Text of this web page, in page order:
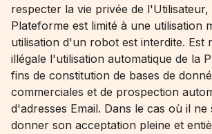
respecter la vie privée de
Plateforme est limité à une utilisation
utilisation d'un robot est interdite. Est
illégale l'utilisation automatique de la
fins de constitution de bases de
commerciales et de prospection
d'adresses Email. Dans le cas où il ne
donner son acceptation pleine et